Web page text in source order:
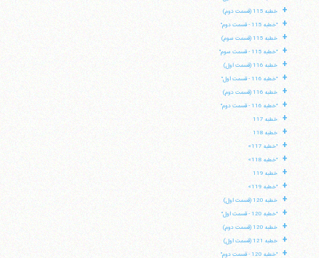
+ خطبه 115 (قسمت دوم)
+ "خطبه 115 - قسمت دوم"
+ خطبه 115 (قسمت سوم)
+ "خطبه 115 - قسمت سوم"
+ خطبه 116 (قسمت اول)
+ "خطبه 116 - قسمت اول"
+ خطبه 116 (قسمت دوم)
+ "خطبه 116 - قسمت دوم"
+ خطبه 117
+ خطبه 118
+ "خطبه 117»
+ "خطبه 118»
+ خطبه 119
+ "خطبه 119»
+ خطبه 120 (قسمت اول)
+ "خطبه 120 - قسمت اول"
+ خطبه 120 (قسمت دوم)
+ خطبه 121 (قسمت اول)
+ "خطبه 120 - قسمت دوم"